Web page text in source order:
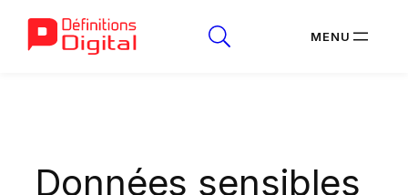
Données sensibles